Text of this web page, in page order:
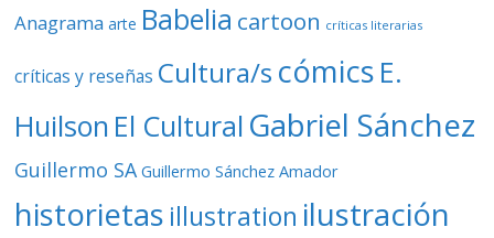
Anagrama arte Babelia cartoon críticas literarias
críticas y reseñas Cultura/s cómics E.
Huilson El Cultural Gabriel Sánchez
Guillermo SA Guillermo Sánchez Amador
historietas illustration ilustración